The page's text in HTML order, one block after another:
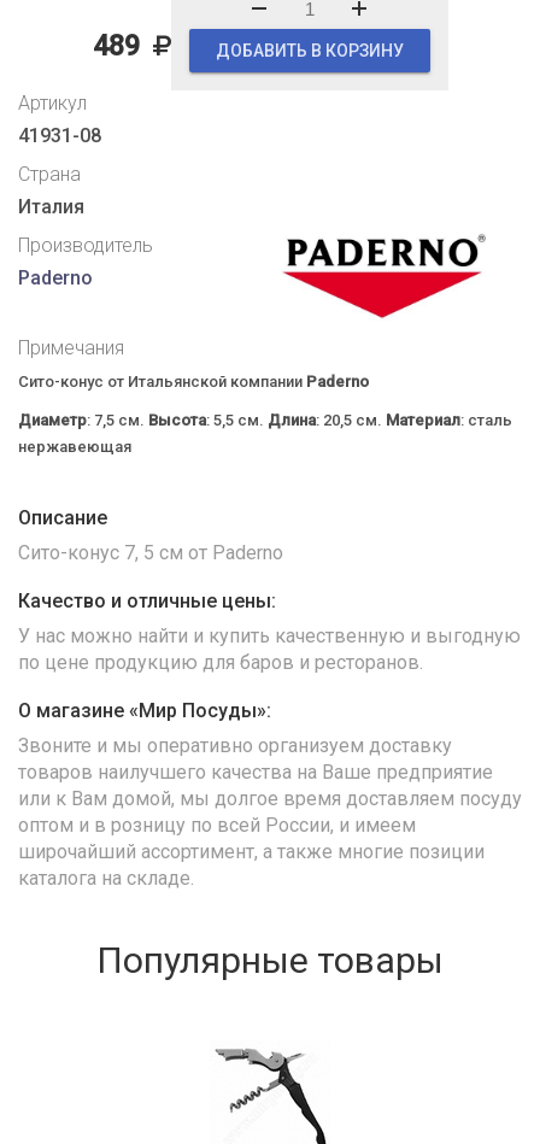
489 ДОБАВИТЬ В КОРЗИНУ
Артикул
41931-08
Страна
Италия
Производитель
Paderno
Примечания
Сито-конус от Итальянской компании Paderno
Диаметр: 7,5 см. Высота: 5,5 см. Длина: 20,5 см. Материал: сталь
нержавеющая
Описание
Сито-конус 7, 5 см от Paderno
Качество и отличные цены:
У нас можно найти и купить качественную и выгодную
по цене продукцию для баров и ресторанов.
О магазине «Мир Посуды»:
Звоните и мы оперативно организуем доставку
товаров наилучшего качества на Ваше предприятие
или к Вам домой, мы долгое время доставляем посуду
оптом и в розницу по всей России, и имеем
широчайший ассортимент, а также многие позиции
каталога на складе.
Популярные товары